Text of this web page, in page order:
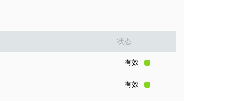
状态
有效
有效